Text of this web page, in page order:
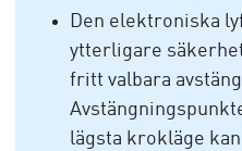
Den elektroniska
ytterligare
fritt valbara
lägsta krokläge